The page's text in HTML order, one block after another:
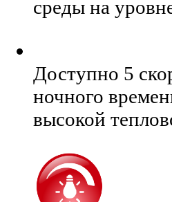
среды на
Доступно 5
ночного
высокой